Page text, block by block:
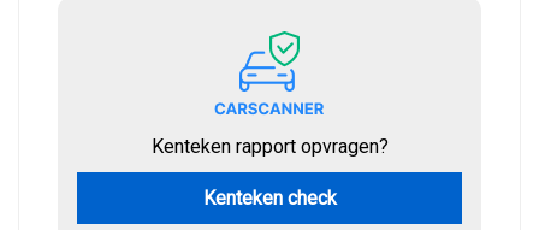
Kenteken rapport opvragen?
Kenteken check